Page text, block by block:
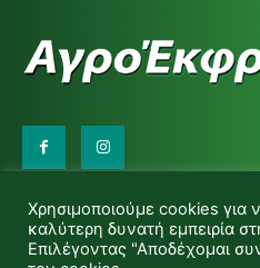
Επικοινωνήστε μαζί μας:
d.makas@yahoo.gr
info@agrofitro.gr
Μακάς Ντίνος
Χρησιμοποιούμε cookies για
καλύτερη δυνατή εμπειρία
Επιλέγοντας "Αποδέχομαι